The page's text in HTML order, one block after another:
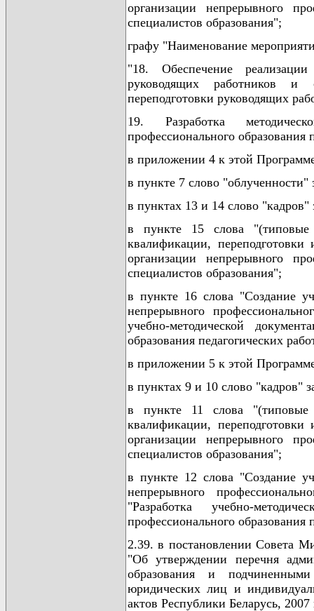
организации непрерывного
специалистов образования";
графу "Наименование
"18. Обеспечение
руководящих работников и
переподготовки руководящих
19. Разработка
профессионального образования
в приложении 4 к этой
в пункте 7 слово
в пунктах 13 и 14 слово
в пункте 15 слова
квалификации,
организации непрерывного
специалистов образования";
в пункте 16 слова "Создание
непрерывного
учебно-методической
образования педагогических
в приложении 5 к этой
в пунктах 9 и 10 слово "кадров"
в пункте 11 слова
квалификации,
организации непрерывного
специалистов образования";
в пункте 12 слова "Создание
непрерывного
"Разработка учебно-
профессионального образования
2.39. в постановлении Совета
"Об утверждении перечня
образования и
юридических лиц и
актов Республики Беларусь,